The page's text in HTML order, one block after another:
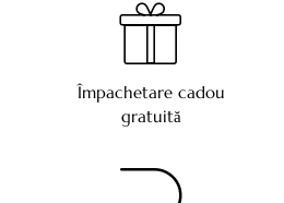
Împachetare cadou
gratuită